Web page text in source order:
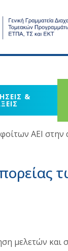
&
ΑΕΙ στην
μελετών και